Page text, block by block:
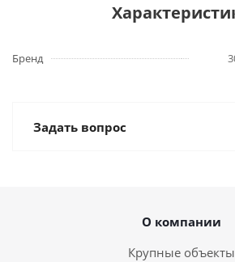
Бренд
Задать вопрос
О компании
Крупные объекты